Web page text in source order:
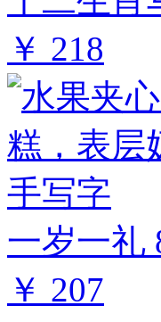
￥ 218
一岁一礼
￥ 207